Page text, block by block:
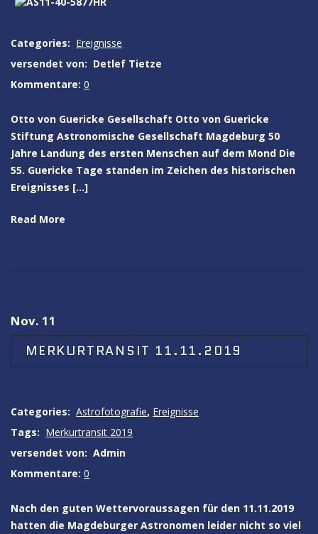
Categories: Ereignisse
versendet von: Detlef Tietze
Kommentare: 0
Otto von Guericke Gesellschaft Otto von Guericke
Stiftung Astronomische Gesellschaft Magdeburg 50
Jahre Landung des ersten Menschen auf dem Mond Die
55. Guericke Tage standen im Zeichen des historischen
Ereignisses […]
Read More
Nov. 11
MERKURTRANSIT 11.11.2019
Categories: Astrofotografie, Ereignisse
Tags: Merkurtransit 2019
versendet von: Admin
Kommentare: 0
Nach den guten Wettervoraussagen für den 11.11.2019
hatten die Magdeburger Astronomen leider nicht so viel